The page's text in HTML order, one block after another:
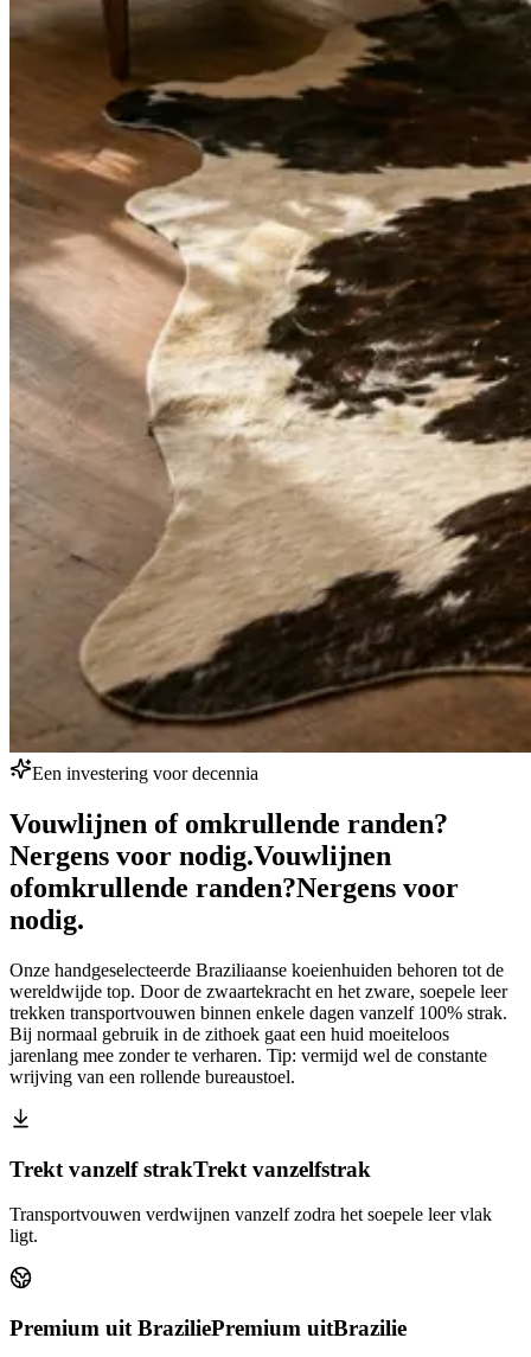
Een investering voor decennia
Vouwlijnen of omkrullende randen?
Nergens voor nodig.Vouwlijnen
ofomkrullende randen?Nergens voor
nodig.
Onze handgeselecteerde Braziliaanse koeienhuiden behoren tot de
wereldwijde top. Door de zwaartekracht en het zware, soepele leer
trekken transportvouwen binnen enkele dagen vanzelf 100% strak.
Bij normaal gebruik in de zithoek gaat een huid moeiteloos
jarenlang mee zonder te verharen. Tip: vermijd wel de constante
wrijving van een rollende bureaustoel.
Trekt vanzelf strakTrekt vanzelfstrak
Transportvouwen verdwijnen vanzelf zodra het soepele leer vlak
ligt.
Premium uit BraziliePremium uitBrazilie